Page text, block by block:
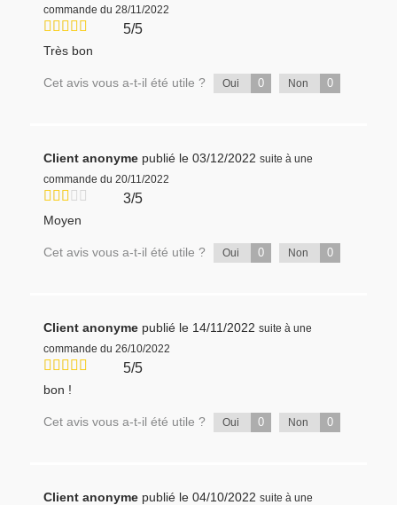
commande du 28/11/2022
5/5
Très bon
Cet avis vous a-t-il été utile ? Oui 0 Non 0
Client anonyme publié le 03/12/2022 suite à une
commande du 20/11/2022
3/5
Moyen
Cet avis vous a-t-il été utile ? Oui 0 Non 0
Client anonyme publié le 14/11/2022 suite à une
commande du 26/10/2022
5/5
bon !
Cet avis vous a-t-il été utile ? Oui 0 Non 0
Client anonyme publié le 04/10/2022 suite à une